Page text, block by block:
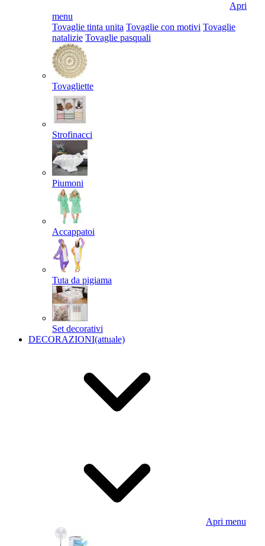
Apri
menu
Tovaglie tinta unita Tovaglie con motivi Tovaglie
natalizie Tovaglie pasquali
Tovagliette
Strofinacci
Piumoni
Accappatoi
Tuta da pigiama
Set decorativi
DECORAZIONI(attuale)
Apri menu